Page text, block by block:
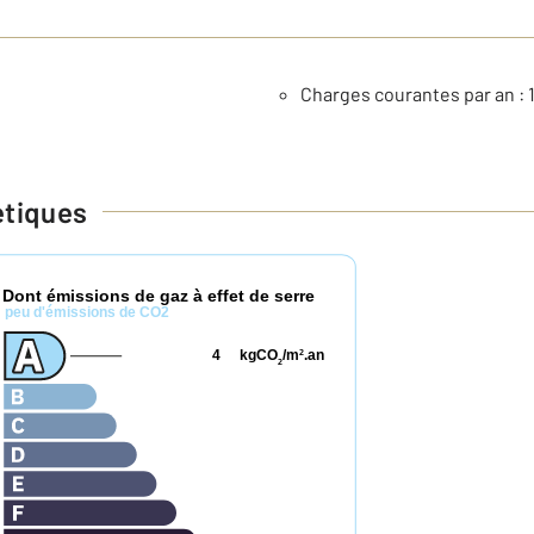
Charges courantes par an :
Dont émissions de gaz à effet de serre
peu d'émissions de CO2
kgCO2/m2.an
4